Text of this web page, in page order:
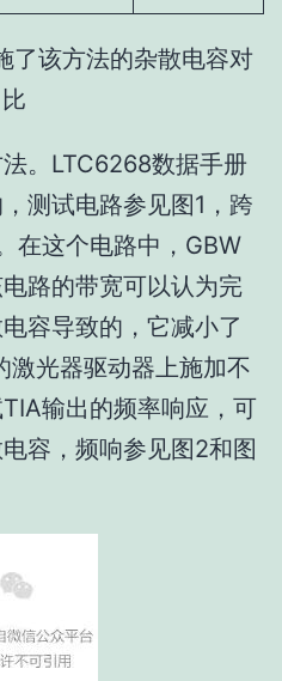
了该方法的杂散电容对
比
。LTC6268数据手册
测试电路参见图1，跨
在这个电路中，GBW
路的带宽可以认为完
容导致的，它减小了
激光器驱动器上施加不
输出的频率响应，可
容，频响参见图2和图